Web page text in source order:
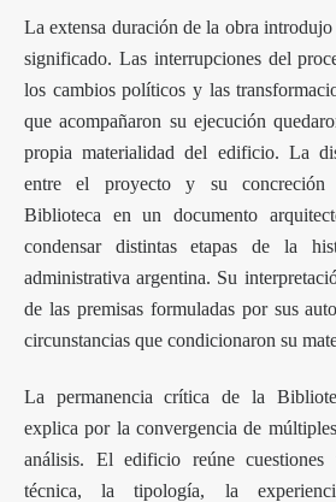
La extensa duración de la obra introdujo
significado. Las interrupciones del
los cambios políticos y las
que acompañaron su ejecución
propia materialidad del edificio. La
entre el proyecto y su
Biblioteca en un documento
condensar distintas etapas de la
administrativa argentina. Su
de las premisas formuladas por sus
circunstancias que condicionaron su
La permanencia crítica de la
explica por la convergencia de
análisis. El edificio reúne cuestiones
técnica, la tipología, la